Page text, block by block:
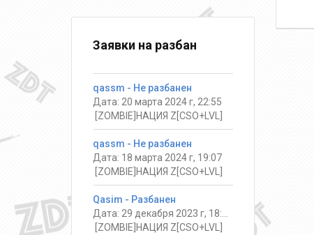
Заявки на разбан
qassm - Не разбанен
Дата: 20 марта 2024 г, 22:55
️ [ZOMBIE]НАЦИЯ Z[CSO+LVL]
qassm - Не разбанен
Дата: 18 марта 2024 г, 19:07
️ [ZOMBIE]НАЦИЯ Z[CSO+LVL]
Qasim - Разбанен
️ [ZOMBIE]НАЦИЯ Z[CSO+LVL]